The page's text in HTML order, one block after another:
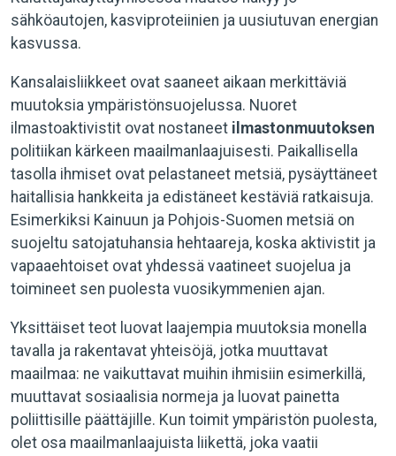
sähköautojen, kasviproteiinien ja uusiutuvan energian
kasvussa.
Kansalaisliikkeet ovat saaneet aikaan merkittäviä
muutoksia ympäristönsuojelussa. Nuoret
ilmastoaktivistit ovat nostaneet ilmastonmuutoksen
politiikan kärkeen maailmanlaajuisesti. Paikallisella
tasolla ihmiset ovat pelastaneet metsiä, pysäyttäneet
haitallisia hankkeita ja edistäneet kestäviä ratkaisuja.
Esimerkiksi Kainuun ja Pohjois-Suomen metsiä on
suojeltu satojatuhansia hehtaareja, koska aktivistit ja
vapaaehtoiset ovat yhdessä vaatineet suojelua ja
toimineet sen puolesta vuosikymmenien ajan.
Yksittäiset teot luovat laajempia muutoksia monella
tavalla ja rakentavat yhteisöjä, jotka muuttavat
maailmaa: ne vaikuttavat muihin ihmisiin esimerkillä,
muuttavat sosiaalisia normeja ja luovat painetta
poliittisille päättäjille. Kun toimit ympäristön puolesta,
olet osa maailmanlaajuista liikettä, joka vaatii